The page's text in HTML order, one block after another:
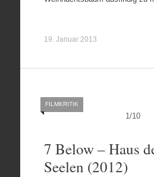
19. Januar 2013
1/10
FILMKRITIK
7 Below – Haus
Seelen (2012)